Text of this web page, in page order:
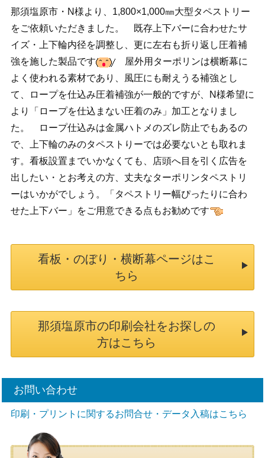
那須塩原市・N様より、1,800×1,000㎜大型タペストリー
をご依頼いただきました。 既存上下バーに合わせたサ
イズ・上下輪内径を調整し、更に左右も折り返し圧着補
強を施した製品です
屋外用ターポリンは横断幕に
よく使われる素材であり、風圧にも耐えうる補強とし
て、ロープを仕込み圧着補強が一般的ですが、N様希望に
より「ロープを仕込まない圧着のみ」加工となりまし
た。 ロープ仕込みは金属ハトメのズレ防止でもあるの
で、上下輪のみのタペストりーでは必要ないとも取れま
す。看板設置までいかなくても、店頭へ目を引く広告を
出したい・とお考えの方、丈夫なターポリンタペストリ
ーはいかがでしょう。「タペストリー幅ぴったりに合わ
せた上下バー」をご用意できる点もお勧めです
看板・のぼり・横断幕ページはこ
ちら
那須塩原市の印刷会社をお探しの
方はこちら
お問い合わせ
印刷・プリントに関するお問合せ・データ入稿はこちら